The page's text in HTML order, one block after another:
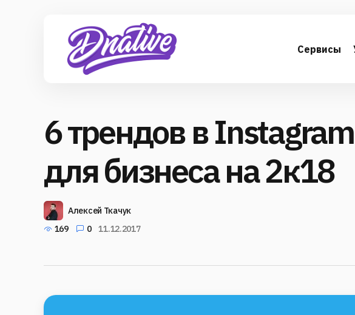
Сервисы
6 трендов в Instagram
для бизнеса на 2к18
Алексей Ткачук
169
0 11.12.2017